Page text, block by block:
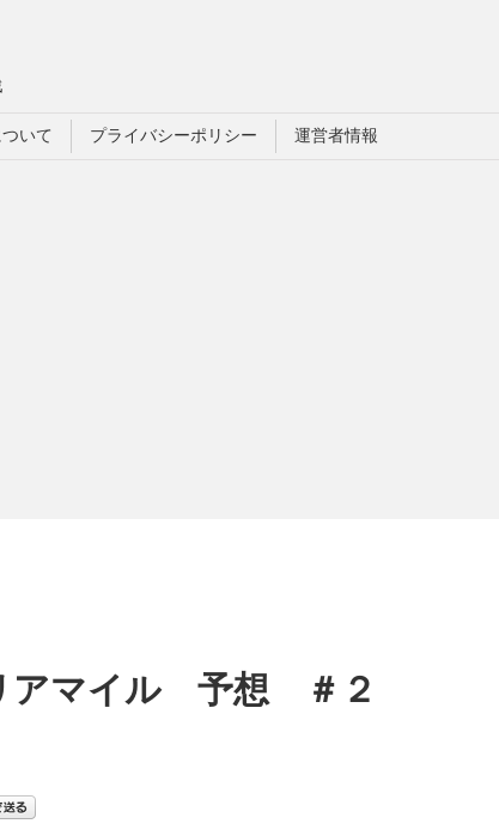
いて プライバシーポリシー 運営者情報
アマイル 予想 ＃２